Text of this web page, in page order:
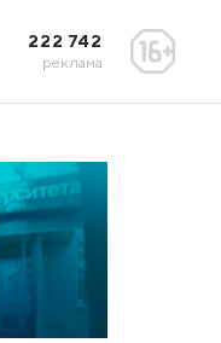
222 742
реклама